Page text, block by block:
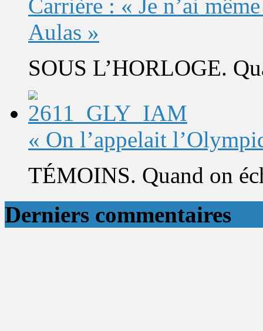
Carrière : « Je n’ai
Aulas »
SOUS L’HORLOGE.
« On l’appelait
TÉMOINS. Quand on
Derniers commentaires